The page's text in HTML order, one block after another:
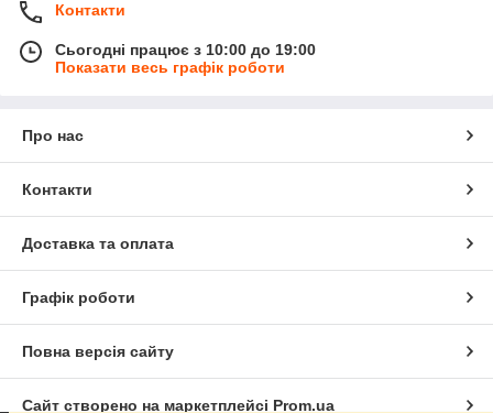
Контакти
Сьогодні працює з 10:00 до 19:00
Показати весь графік роботи
Про нас
Контакти
Доставка та оплата
Графік роботи
Повна версія сайту
Сайт створено на маркетплейсі Prom.ua